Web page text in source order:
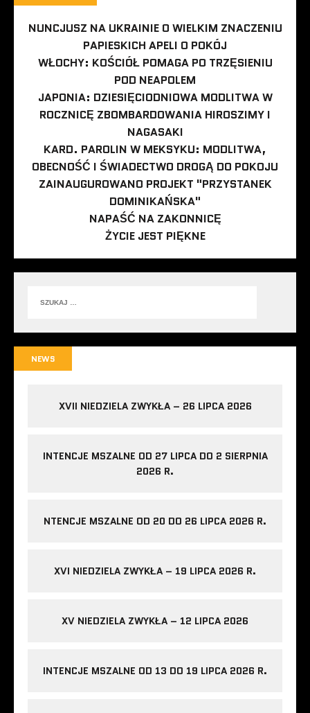
NUNCJUSZ NA UKRAINIE O WIELKIM ZNACZENIU
PAPIESKICH APELI O POKÓJ
WŁOCHY: KOŚCIÓŁ POMAGA PO TRZĘSIENIU
POD NEAPOLEM
JAPONIA: DZIESIĘCIODNIOWA MODLITWA W
ROCZNICĘ ZBOMBARDOWANIA HIROSZIMY I
NAGASAKI
KARD. PAROLIN W MEKSYKU: MODLITWA,
OBECNOŚĆ I ŚWIADECTWO DROGĄ DO POKOJU
ZAINAUGUROWANO PROJEKT "PRZYSTANEK
DOMINIKAŃSKA"
NAPAŚĆ NA ZAKONNICĘ
ŻYCIE JEST PIĘKNE
NEWS
XVII NIEDZIELA ZWYKŁA – 26 LIPCA 2026
INTENCJE MSZALNE OD 27 LIPCA DO 2 SIERPNIA
2026 R.
NTENCJE MSZALNE OD 20 DO 26 LIPCA 2026 R.
XVI NIEDZIELA ZWYKŁA – 19 LIPCA 2026 R.
XV NIEDZIELA ZWYKŁA – 12 LIPCA 2026
INTENCJE MSZALNE OD 13 DO 19 LIPCA 2026 R.